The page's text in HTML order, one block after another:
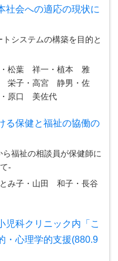
社会への適応の現状に
システムの構築を目的と
松葉 祥一・植本 雅
栄子・高宮 静男・佐
原口 美佐代
る保健と福祉の協働の
福祉の相談員が保健師に
-
み子・山田 和子・長谷
児科クリニック内「こ
・心理学的支援(880.9